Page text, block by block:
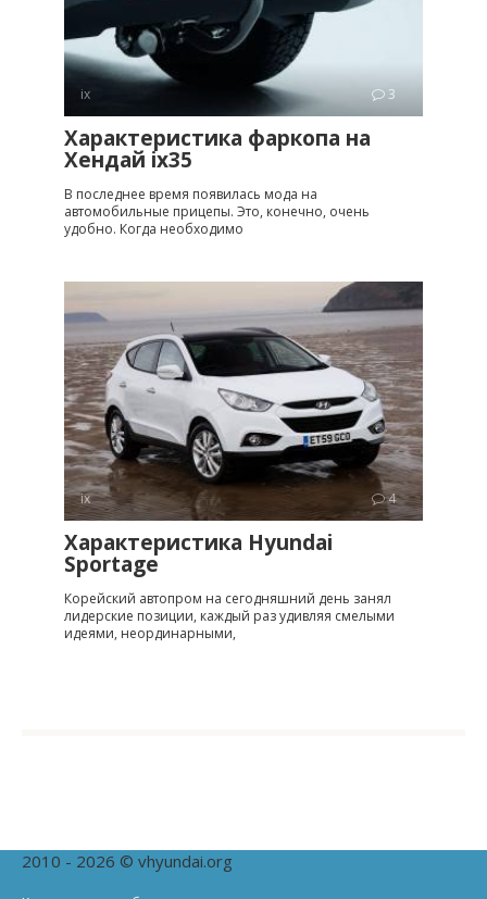
ix 3
Характеристика фаркопа на
Хендай ix35
В последнее время появилась мода на
автомобильные прицепы. Это, конечно, очень
удобно. Когда необходимо
ix 4
Характеристика Hyundai
Sportage
Корейский автопром на сегодняшний день занял
лидерские позиции, каждый раз удивляя смелыми
идеями, неординарными,
2010 - 2026 © vhyundai.org